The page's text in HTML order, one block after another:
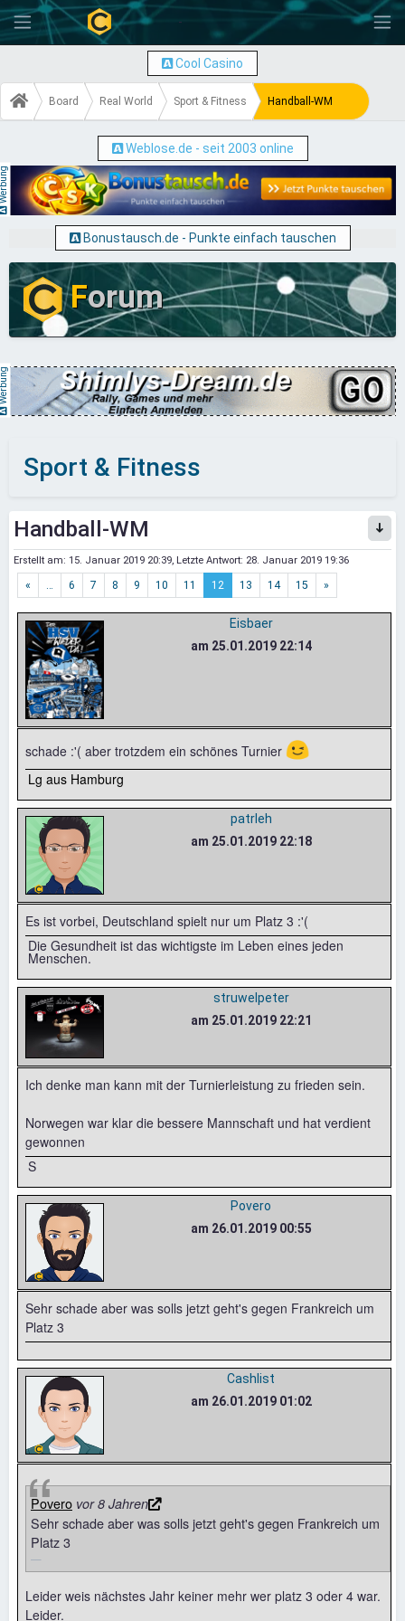
-
Cool Casino
Board Real World Sport & Fitness Handball-WM
Weblose.de - seit 2003 online
Bonustausch.de - Punkte einfach tauschen
Forum
Sport & Fitness
Handball-WM
Erstellt am: 15. Januar 2019 20:39, Letzte Antwort: 28. Januar 2019 19:36
« … 6 7 8 9 10 11 12 13 14 15 »
Eisbaer
am 25.01.2019 22:14
schade :'( aber trotzdem ein schönes Turnier 😉
Lg aus Hamburg
patrleh
am 25.01.2019 22:18
Es ist vorbei, Deutschland spielt nur um Platz 3 :'(
Die Gesundheit ist das wichtigste im Leben eines jeden
Menschen.
struwelpeter
am 25.01.2019 22:21
Ich denke man kann mit der Turnierleistung zu frieden sein.
Norwegen war klar die bessere Mannschaft und hat verdient
gewonnen
S
Povero
am 26.01.2019 00:55
Sehr schade aber was solls jetzt geht's gegen Frankreich um
Platz 3
Cashlist
am 26.01.2019 01:02
Povero vor 8 Jahren
Sehr schade aber was solls jetzt geht's gegen Frankreich um
Platz 3
Leider weis nächstes Jahr keiner mehr wer platz 3 oder 4 war.
Leider.